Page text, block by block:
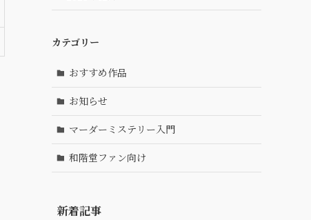
カテゴリー
おすすめ作品
お知らせ
マーダーミステリー入門
和階堂ファン向け
新着記事